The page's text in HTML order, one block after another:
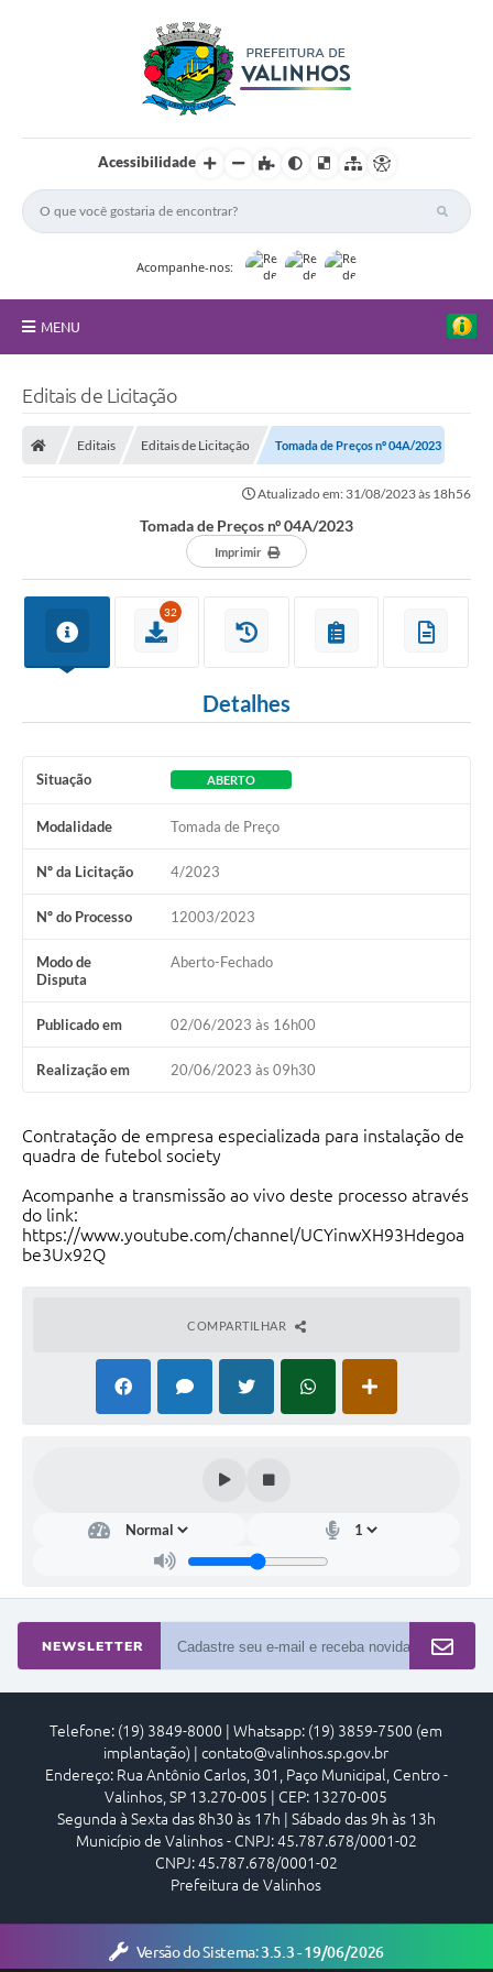
Acessibilidade
Acompanhe-nos:
MENU
Transparência
Notícias
Procuradoria do Município de Valinhos
Vagas de emprego no PAT Valinhos
Contratos
Galeria de Fotos
Galeria de Vídeos
Conselhos Municipais
Projetos
Jornal
Agenda
Contato
Editais de Licitação
Editais Editais de Licitação Tomada de Preços nº 04A/2023
Atualizado em: 31/08/2023 às 18h56
Tomada de Preços nº 04A/2023
Imprimir
32
Detalhes
Situação ABERTO
Modalidade Tomada de Preço
Nº da Licitação 4/2023
Nº do Processo 12003/2023
Modo de
Disputa
Aberto-Fechado
Publicado em 02/06/2023 às 16h00
Realização em 20/06/2023 às 09h30
Contratação de empresa especializada para instalação de
quadra de futebol society
Acompanhe a transmissão ao vivo deste processo através
do link:
https://www.youtube.com/channel/UCYinwXH93Hdegoa
be3Ux92Q
COMPARTILHAR
NEWSLETTER
Telefone: (19) 3849-8000 | Whatsapp: (19) 3859-7500 (em
implantação) | contato@valinhos.sp.gov.br
Endereço: Rua Antônio Carlos, 301, Paço Municipal, Centro -
Valinhos, SP 13.270-005 | CEP: 13270-005
Segunda à Sexta das 8h30 às 17h | Sábado das 9h às 13h
Município de Valinhos - CNPJ: 45.787.678/0001-02
CNPJ: 45.787.678/0001-02
Prefeitura de Valinhos
Versão do Sistema:3.5.3 - 19/06/2026